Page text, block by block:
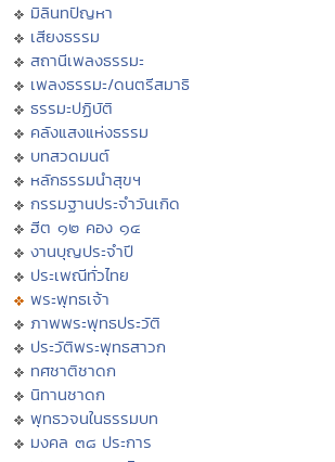
มิลินทปัญหา
เสียงธรรม
สถานีเพลงธรรมะ
เพลงธรรมะ/ดนตรีสมาธิ
ธรรมะปฏิบัติ
คลังแสงแห่งธรรม
บทสวดมนต์
หลักธรรมนำสุขฯ
กรรมฐานประจำวันเกิด
ฮีต ๑๒ คอง ๑๔
งานบุญประจำปี
ประเพณีทั่วไทย
พระพุทธเจ้า
ภาพพระพุทธประวัติ
ประวัติพระพุทธสาวก
ทศชาติชาดก
นิทานชาดก
พุทธวจนในธรรมบท
มงคล ๓๘ ประการ